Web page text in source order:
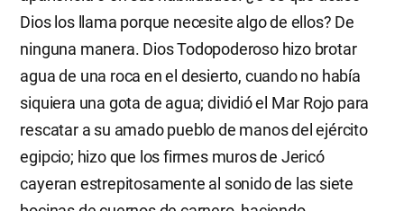
Dios los llama porque necesite algo de ellos? De
ninguna manera. Dios Todopoderoso hizo brotar
agua de una roca en el desierto, cuando no había
siquiera una gota de agua; dividió el Mar Rojo para
rescatar a su amado pueblo de manos del ejército
egipcio; hizo que los firmes muros de Jericó
cayeran estrepitosamente al sonido de las siete